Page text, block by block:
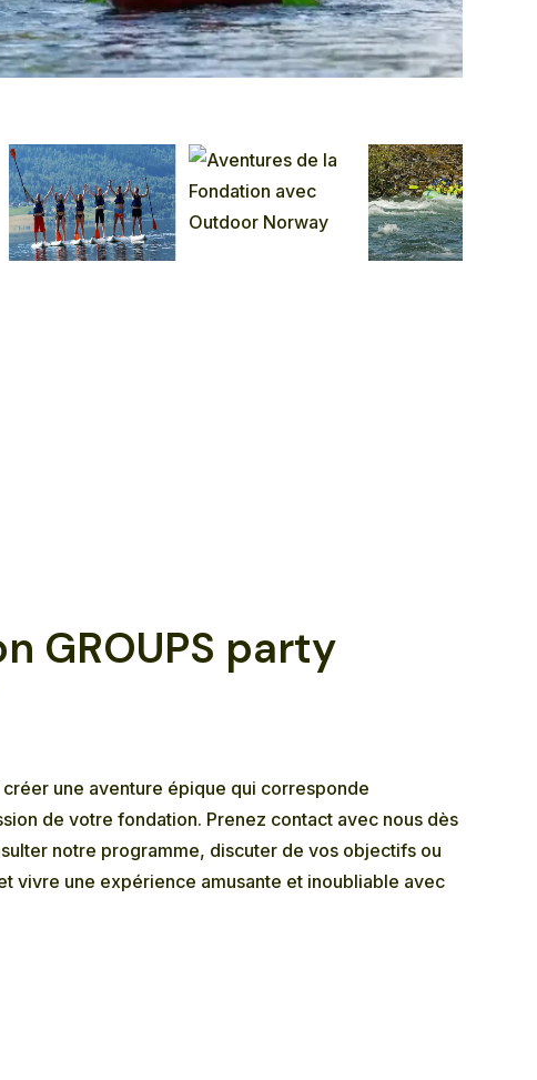
GROUPS party
une aventure épique qui corresponde
de votre fondation. Prenez contact avec nous dès
notre programme, discuter de vos objectifs ou
vivre une expérience amusante et inoubliable avec